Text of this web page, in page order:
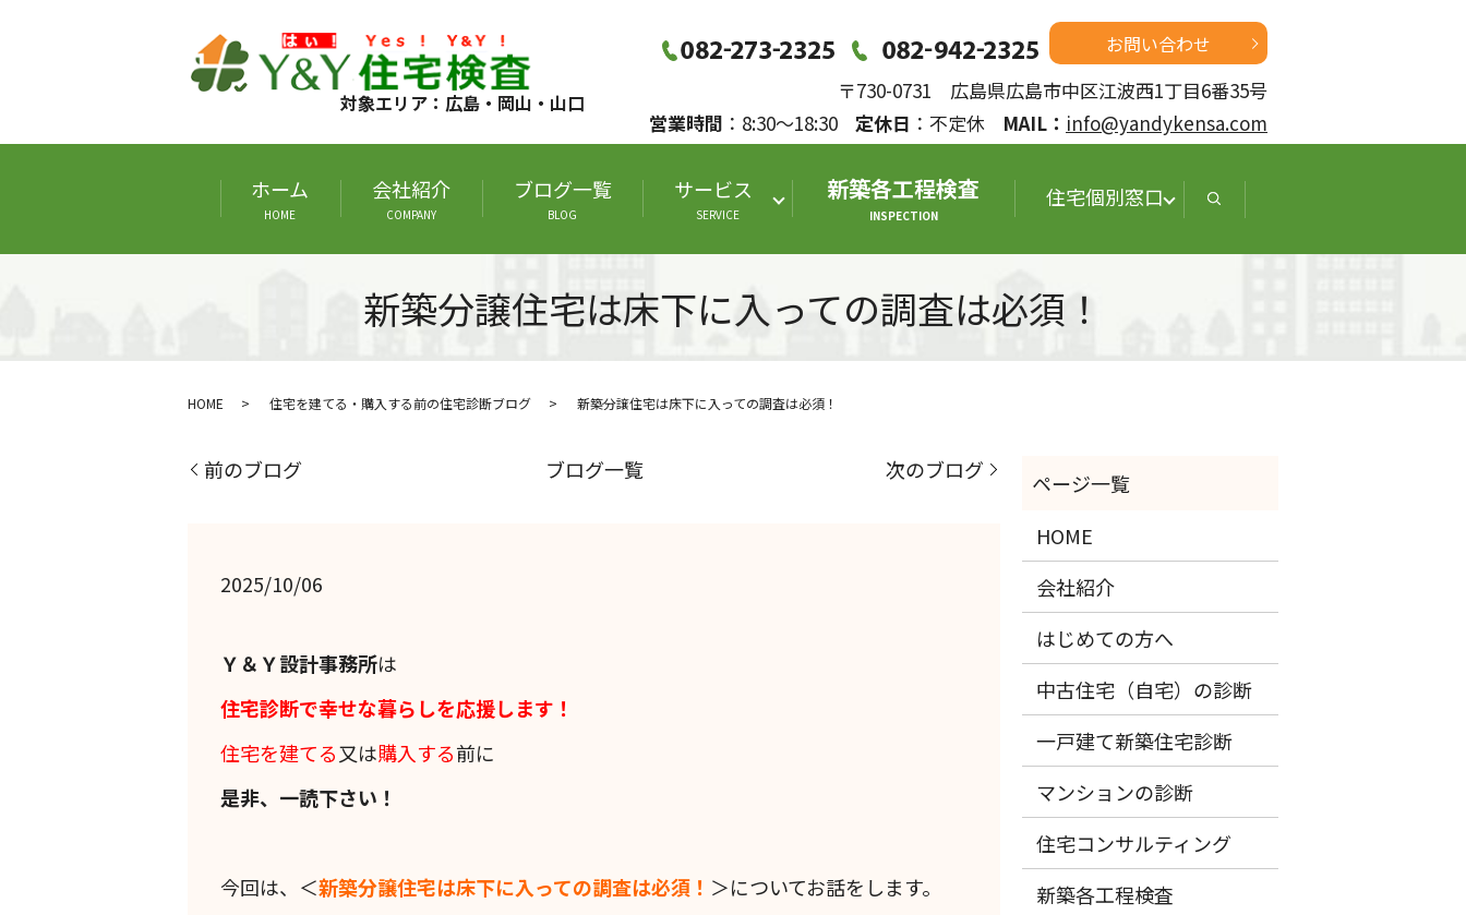
対象エリア：広島・岡山・山口
お問い合わせ
〒730-0731 広島県広島市中区江波西1丁目6番35号
営業時間 ：8:30～18:30 定休日 ：不定休 MAIL： info@yandykensa.com
ホーム
HOME
会社紹介
COMPANY
ブログ一覧
BLOG
サービス
SERVICE
新築各工程検査
INSPECTION
住宅個別窓口
新築分譲住宅は床下に入っての調査は必須！
HOME 住宅を建てる・購入する前の住宅診断ブログ 新築分譲住宅は床下に入っての調査は必須！
前のブログ ブログ一覧 次のブログ
2025/10/06
Ｙ＆Ｙ設計事務所は
住宅診断で幸せな暮らしを応援します！
住宅を建てる又は購入する前に
是非、一読下さい！
今回は、＜新築分譲住宅は床下に入っての調査は必須！ ＞についてお話をします。
HOME
会社紹介
はじめての方へ
中古住宅（自宅）の診断
一戸建て新築住宅診断
マンションの診断
住宅コンサルティング
新築各工程検査